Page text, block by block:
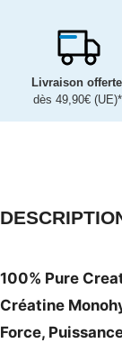
Livraison
dès 49,90€
100% Pure
Créatine
Force,